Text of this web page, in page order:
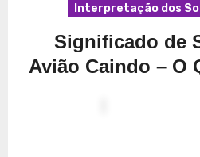
Interpretação dos
Significado de
Avião Caindo – O